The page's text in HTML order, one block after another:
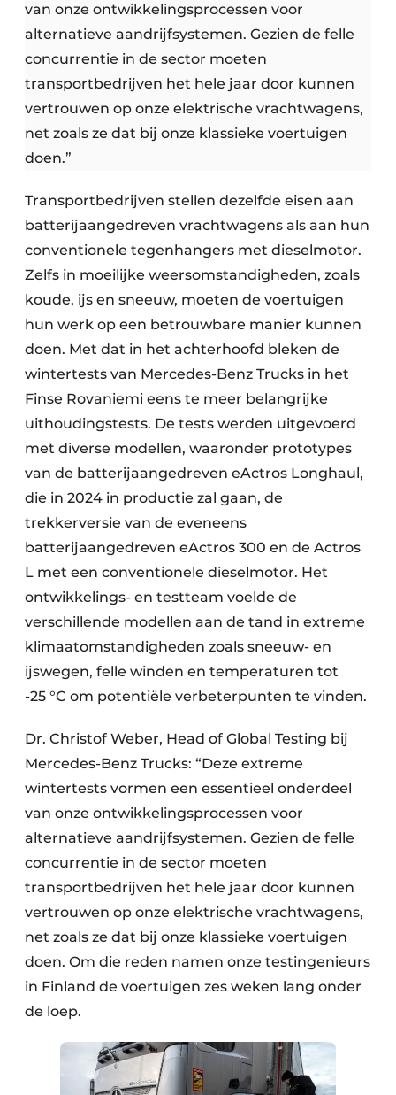
van onze ontwikkelingsprocessen voor
alternatieve aandrijfsystemen. Gezien de felle
concurrentie in de sector moeten
transportbedrijven het hele jaar door kunnen
vertrouwen op onze elektrische vrachtwagens,
net zoals ze dat bij onze klassieke voertuigen
doen.”
Transportbedrijven stellen dezelfde eisen aan
batterijaangedreven vrachtwagens als aan hun
conventionele tegenhangers met dieselmotor.
Zelfs in moeilijke weersomstandigheden, zoals
koude, ijs en sneeuw, moeten de voertuigen
hun werk op een betrouwbare manier kunnen
doen. Met dat in het achterhoofd bleken de
wintertests van Mercedes-Benz Trucks in het
Finse Rovaniemi eens te meer belangrijke
uithoudingstests. De tests werden uitgevoerd
met diverse modellen, waaronder prototypes
van de batterijaangedreven eActros Longhaul,
die in 2024 in productie zal gaan, de
trekkerversie van de eveneens
batterijaangedreven eActros 300 en de Actros
L met een conventionele dieselmotor. Het
ontwikkelings- en testteam voelde de
verschillende modellen aan de tand in extreme
klimaatomstandigheden zoals sneeuw- en
ijswegen, felle winden en temperaturen tot
-25 °C om potentiële verbeterpunten te vinden.
Dr. Christof Weber, Head of Global Testing bij
Mercedes-Benz Trucks: “Deze extreme
wintertests vormen een essentieel onderdeel
van onze ontwikkelingsprocessen voor
alternatieve aandrijfsystemen. Gezien de felle
concurrentie in de sector moeten
transportbedrijven het hele jaar door kunnen
vertrouwen op onze elektrische vrachtwagens,
net zoals ze dat bij onze klassieke voertuigen
doen. Om die reden namen onze testingenieurs
in Finland de voertuigen zes weken lang onder
de loep.